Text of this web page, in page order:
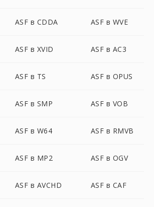
ASF в CDDA ASF в WVE
ASF в XVID ASF в AC3
ASF в TS ASF в OPUS
ASF в SMP ASF в VOB
ASF в W64 ASF в RMVB
ASF в MP2 ASF в OGV
ASF в AVCHD ASF в CAF